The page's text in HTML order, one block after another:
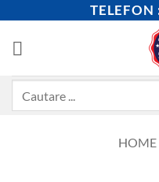
content
HOME